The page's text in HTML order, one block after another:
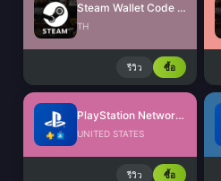
Steam Wallet Code (THB)
TH
รีวิว ซื้อ
PlayStation Network Card (US)
UNITED STATES
รีวิว ซื้อ